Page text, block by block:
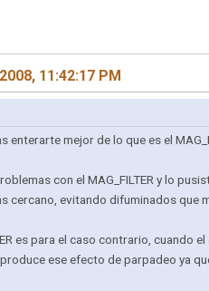
11:42:17 PM
enterarte mejor de lo que es el
con el MAG_FILTER y lo
cercano, evitando difuminados que
es para el caso contrario, cuando
ese efecto de parpadeo ya